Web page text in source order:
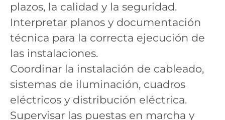
plazos, la calidad y la seguridad.
Interpretar planos y documentación
técnica para la correcta ejecución de
las instalaciones.
Coordinar la instalación de cableado,
sistemas de iluminación, cuadros
eléctricos y distribución eléctrica.
Supervisar las puestas en marcha y